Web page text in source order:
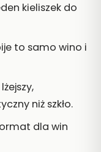
kieliszek do
to samo wino i
niż szkło.
dla win